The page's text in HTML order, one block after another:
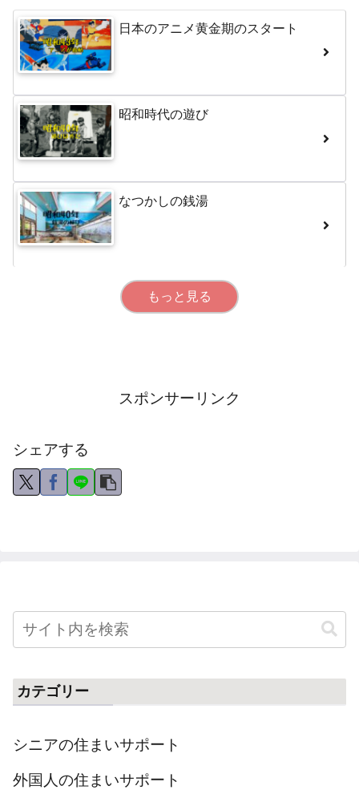
日本のアニメ黄金期のスタート
昭和時代の遊び
なつかしの銭湯
もっと見る
スポンサーリンク
シェアする
カテゴリー
シニアの住まいサポート
外国人の住まいサポート